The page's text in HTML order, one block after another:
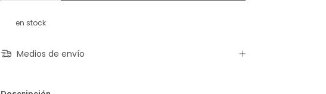
en stock
Medios de envío